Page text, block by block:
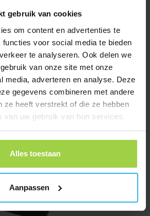
gebruik van cookies
om content en advertenties te
functies voor social media te bieden
te analyseren. Ook delen we
van onze site met onze
media, adverteren en analyse. Deze
gegevens combineren met andere
ze heeft verstrekt of die ze hebben
van uw gebruik van hun services.
Alles toestaan
Aanpassen
zonder abonnement mét display (nieuw!)